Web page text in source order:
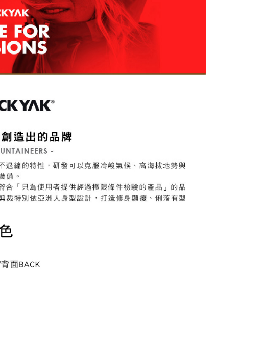
２．關於個人資料處理事宜，請瀏覽以下網址：
https://aftee.tw/terms/#terms3
３．未成年的使用者請事先徵得法定代理人或監護人之同意方可使用
「AFTEE先享後付」，若未經同意申辦者引起之損失，本公司不負相關責
任。
４．使用「AFTEE先享後付」時，將依據個別帳號之用戶狀況，依本公司
即時審查核予不同之上限額度；若仍有額度不足之情形，本公司將視審查
結果請求用戶進行身份認證。
付款後7-11取貨
每筆NT$60，滿NT$799(含以上)免運費
宅配
每筆NT$70，滿NT$799(含以上)免運費